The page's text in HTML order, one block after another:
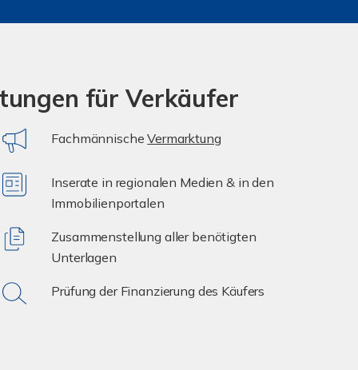
für Verkäufer
FachmännischeVermarktung
Inserate in regionalen Medien & in den
Immobilienportalen
Zusammenstellung aller benötigten
Unterlagen
Prüfung der Finanzierung des Käufers